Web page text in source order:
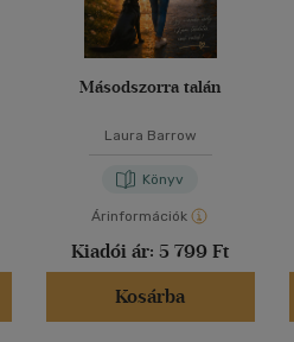
Másodszorra talán
Laura Barrow
Könyv
Árinformációk
Kiadói ár: 5 799 Ft
Kosárba